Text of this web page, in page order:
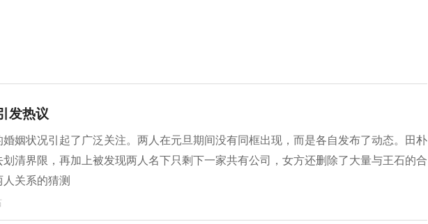
发热议
姻状况引起了广泛关注。两人在元旦期间没有同框出现，而是各自发布了动态。田朴
清界限，再加上被发现两人名下只剩下一家共有公司，女方还删除了大量与王石的合
关系的猜测